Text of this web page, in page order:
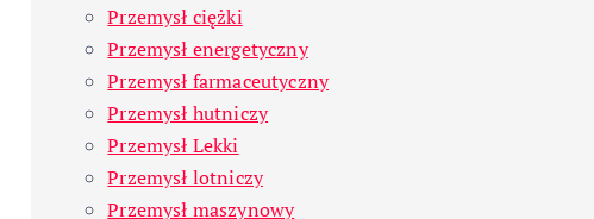
Przemysł ciężki
Przemysł energetyczny
Przemysł farmaceutyczny
Przemysł hutniczy
Przemysł Lekki
Przemysł lotniczy
Przemysł maszynowy